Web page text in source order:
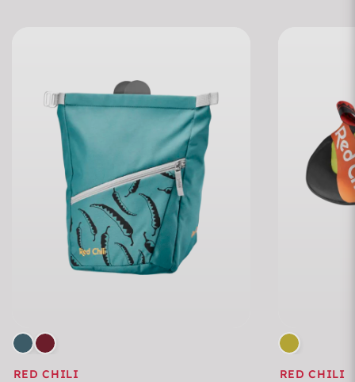
RED CHILI RED CHILI